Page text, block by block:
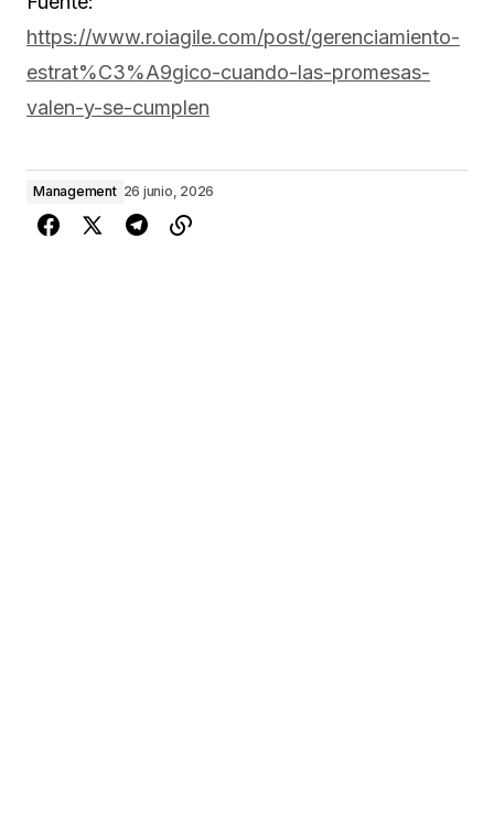
https://www.roiagile.com/post/gerenciamiento-
estrat%C3%A9gico-cuando-las-promesas-
valen-y-se-cumplen
Management 26 junio, 2026